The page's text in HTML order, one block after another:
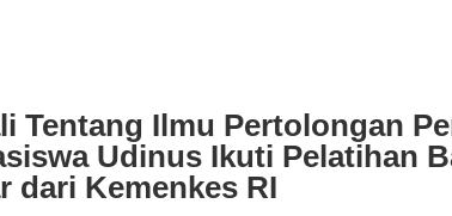
Tentang Ilmu Pertolongan
Udinus Ikuti Pelatihan
dari Kemenkes RI